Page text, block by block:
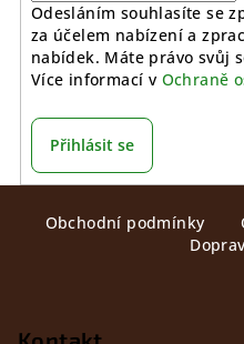
Odesláním souhlasíte se
za účelem nabízení a
nabídek. Máte právo svůj
Více informací v Ochraně
Přihlásit se
Obchodní podmínky